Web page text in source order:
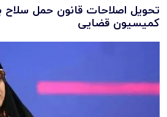
تحویل اصلاحات قانون حمل سلاح
کمیسیون قضایی